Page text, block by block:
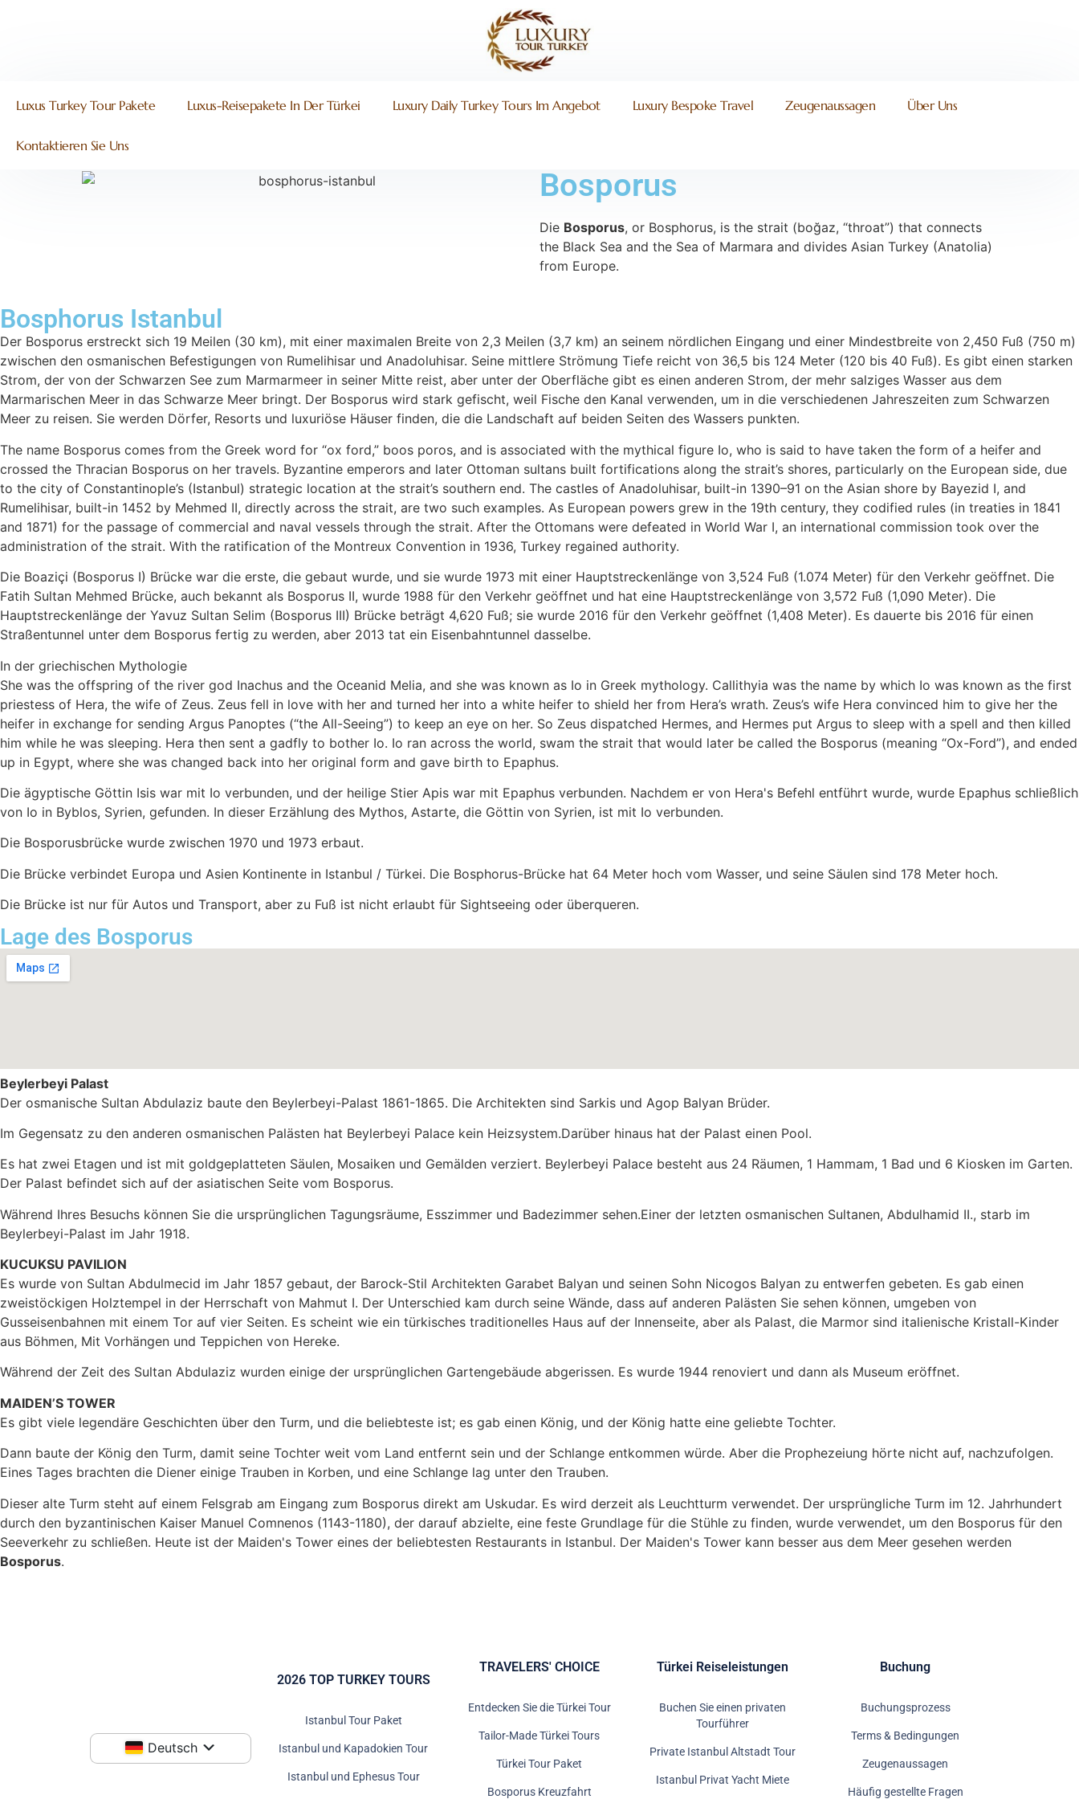
Luxus Turkey Tour Pakete Luxus-Reisepakete In Der Türkei Luxury Daily Turkey Tours Im Angebot Luxury Bespoke Travel Zeugenaussagen Über Uns
Kontaktieren Sie Uns
Bosporus
Die Bosporus, or Bosphorus, is the strait (boğaz, “throat”) that connects
the Black Sea and the Sea of Marmara and divides Asian Turkey (Anatolia)
from Europe.
Bosphorus Istanbul
Der Bosporus erstreckt sich 19 Meilen (30 km), mit einer maximalen Breite von 2,3 Meilen (3,7 km) an seinem nördlichen Eingang und einer Mindestbreite von 2,450 Fuß (750 m)
zwischen den osmanischen Befestigungen von Rumelihisar und Anadoluhisar. Seine mittlere Strömung Tiefe reicht von 36,5 bis 124 Meter (120 bis 40 Fuß). Es gibt einen starken
Strom, der von der Schwarzen See zum Marmarmeer in seiner Mitte reist, aber unter der Oberfläche gibt es einen anderen Strom, der mehr salziges Wasser aus dem
Marmarischen Meer in das Schwarze Meer bringt. Der Bosporus wird stark gefischt, weil Fische den Kanal verwenden, um in die verschiedenen Jahreszeiten zum Schwarzen
Meer zu reisen. Sie werden Dörfer, Resorts und luxuriöse Häuser finden, die die Landschaft auf beiden Seiten des Wassers punkten.
The name Bosporus comes from the Greek word for “ox ford,” boos poros, and is associated with the mythical figure Io, who is said to have taken the form of a heifer and
crossed the Thracian Bosporus on her travels. Byzantine emperors and later Ottoman sultans built fortifications along the strait’s shores, particularly on the European side, due
to the city of Constantinople’s (Istanbul) strategic location at the strait’s southern end. The castles of Anadoluhisar, built-in 1390–91 on the Asian shore by Bayezid I, and
Rumelihisar, built-in 1452 by Mehmed II, directly across the strait, are two such examples. As European powers grew in the 19th century, they codified rules (in treaties in 1841
and 1871) for the passage of commercial and naval vessels through the strait. After the Ottomans were defeated in World War I, an international commission took over the
administration of the strait. With the ratification of the Montreux Convention in 1936, Turkey regained authority.
Die Boaziçi (Bosporus I) Brücke war die erste, die gebaut wurde, und sie wurde 1973 mit einer Hauptstreckenlänge von 3,524 Fuß (1.074 Meter) für den Verkehr geöffnet. Die
Fatih Sultan Mehmed Brücke, auch bekannt als Bosporus II, wurde 1988 für den Verkehr geöffnet und hat eine Hauptstreckenlänge von 3,572 Fuß (1,090 Meter). Die
Hauptstreckenlänge der Yavuz Sultan Selim (Bosporus III) Brücke beträgt 4,620 Fuß; sie wurde 2016 für den Verkehr geöffnet (1,408 Meter). Es dauerte bis 2016 für einen
Straßentunnel unter dem Bosporus fertig zu werden, aber 2013 tat ein Eisenbahntunnel dasselbe.
In der griechischen Mythologie
She was the offspring of the river god Inachus and the Oceanid Melia, and she was known as Io in Greek mythology. Callithyia was the name by which Io was known as the first
priestess of Hera, the wife of Zeus. Zeus fell in love with her and turned her into a white heifer to shield her from Hera’s wrath. Zeus’s wife Hera convinced him to give her the
heifer in exchange for sending Argus Panoptes (“the All-Seeing”) to keep an eye on her. So Zeus dispatched Hermes, and Hermes put Argus to sleep with a spell and then killed
him while he was sleeping. Hera then sent a gadfly to bother Io. Io ran across the world, swam the strait that would later be called the Bosporus (meaning “Ox-Ford”), and ended
up in Egypt, where she was changed back into her original form and gave birth to Epaphus.
Die ägyptische Göttin Isis war mit Io verbunden, und der heilige Stier Apis war mit Epaphus verbunden. Nachdem er von Hera's Befehl entführt wurde, wurde Epaphus schließlich
von Io in Byblos, Syrien, gefunden. In dieser Erzählung des Mythos, Astarte, die Göttin von Syrien, ist mit Io verbunden.
Die Bosporusbrücke wurde zwischen 1970 und 1973 erbaut.
Die Brücke verbindet Europa und Asien Kontinente in Istanbul / Türkei. Die Bosphorus-Brücke hat 64 Meter hoch vom Wasser, und seine Säulen sind 178 Meter hoch.
Die Brücke ist nur für Autos und Transport, aber zu Fuß ist nicht erlaubt für Sightseeing oder überqueren.
Lage des Bosporus
Beylerbeyi Palast
Der osmanische Sultan Abdulaziz baute den Beylerbeyi-Palast 1861-1865. Die Architekten sind Sarkis und Agop Balyan Brüder.
Im Gegensatz zu den anderen osmanischen Palästen hat Beylerbeyi Palace kein Heizsystem.Darüber hinaus hat der Palast einen Pool.
Es hat zwei Etagen und ist mit goldgeplatteten Säulen, Mosaiken und Gemälden verziert. Beylerbeyi Palace besteht aus 24 Räumen, 1 Hammam, 1 Bad und 6 Kiosken im Garten.
Der Palast befindet sich auf der asiatischen Seite vom Bosporus.
Während Ihres Besuchs können Sie die ursprünglichen Tagungsräume, Esszimmer und Badezimmer sehen.Einer der letzten osmanischen Sultanen, Abdulhamid II., starb im
Beylerbeyi-Palast im Jahr 1918.
KUCUKSU PAVILION
Es wurde von Sultan Abdulmecid im Jahr 1857 gebaut, der Barock-Stil Architekten Garabet Balyan und seinen Sohn Nicogos Balyan zu entwerfen gebeten. Es gab einen
zweistöckigen Holztempel in der Herrschaft von Mahmut I. Der Unterschied kam durch seine Wände, dass auf anderen Palästen Sie sehen können, umgeben von
Gusseisenbahnen mit einem Tor auf vier Seiten. Es scheint wie ein türkisches traditionelles Haus auf der Innenseite, aber als Palast, die Marmor sind italienische Kristall-Kinder
aus Böhmen, Mit Vorhängen und Teppichen von Hereke.
Während der Zeit des Sultan Abdulaziz wurden einige der ursprünglichen Gartengebäude abgerissen. Es wurde 1944 renoviert und dann als Museum eröffnet.
MAIDEN’S TOWER
Es gibt viele legendäre Geschichten über den Turm, und die beliebteste ist; es gab einen König, und der König hatte eine geliebte Tochter.
Dann baute der König den Turm, damit seine Tochter weit vom Land entfernt sein und der Schlange entkommen würde. Aber die Prophezeiung hörte nicht auf, nachzufolgen.
Eines Tages brachten die Diener einige Trauben in Korben, und eine Schlange lag unter den Trauben.
Dieser alte Turm steht auf einem Felsgrab am Eingang zum Bosporus direkt am Uskudar. Es wird derzeit als Leuchtturm verwendet. Der ursprüngliche Turm im 12. Jahrhundert
durch den byzantinischen Kaiser Manuel Comnenos (1143-1180), der darauf abzielte, eine feste Grundlage für die Stühle zu finden, wurde verwendet, um den Bosporus für den
Seeverkehr zu schließen. Heute ist der Maiden's Tower eines der beliebtesten Restaurants in Istanbul. Der Maiden's Tower kann besser aus dem Meer gesehen werden
Bosporus.
Deutsch
2026 TOP TURKEY TOURS
Istanbul Tour Paket
Istanbul und Kapadokien Tour
Istanbul und Ephesus Tour
TRAVELERS' CHOICE
Entdecken Sie die Türkei Tour
Tailor-Made Türkei Tours
Türkei Tour Paket
Bosporus Kreuzfahrt
Türkei Reiseleistungen
Buchen Sie einen privaten
Tourführer
Private Istanbul Altstadt Tour
Istanbul Privat Yacht Miete
Buchung
Buchungsprozess
Terms & Bedingungen
Zeugenaussagen
Häufig gestellte Fragen